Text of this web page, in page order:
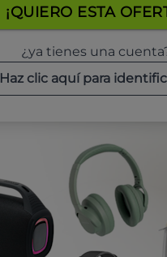
¡QUIERO ESTA
¿ya tienes una
Haz clic aquí para